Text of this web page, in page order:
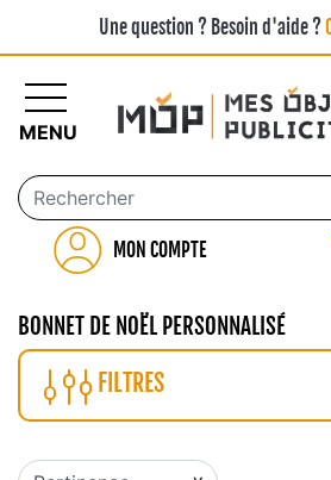
Une question ? Besoin d'aide ?
MON COMPTE
MENU
BONNET DE NOËL PERSONNALISÉ
FILTRES